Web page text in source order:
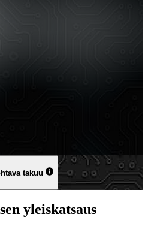
takuu
yleiskatsaus